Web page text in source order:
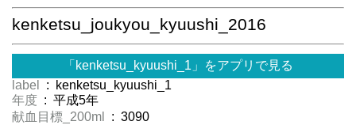
kenketsu_joukyou_kyuushi_2016
「kenketsu_kyuushi_1」をアプリで見る
label
: kenketsu_kyuushi_1
年度 : 平成5年
献血目標_200ml
: 3090